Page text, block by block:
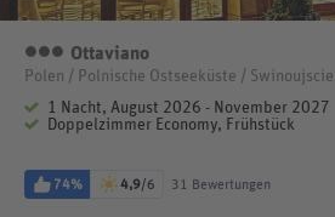
3 Sterne
Ottaviano
Polen / Polnische Ostseeküste / Swinoujscie
1 Nacht, August 2026 - November 2027
Doppelzimmer Economy, Frühstück
74% 4,9/6 31 Bewertungen